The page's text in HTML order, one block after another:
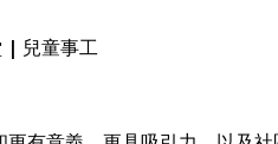
| 兒童事工